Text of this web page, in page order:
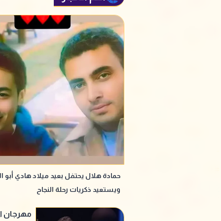
حمادة هلال يحتفل بعيد ميلاد هادي أبو
ويستعيد ذكريات رحلة النجاح
مهرجان